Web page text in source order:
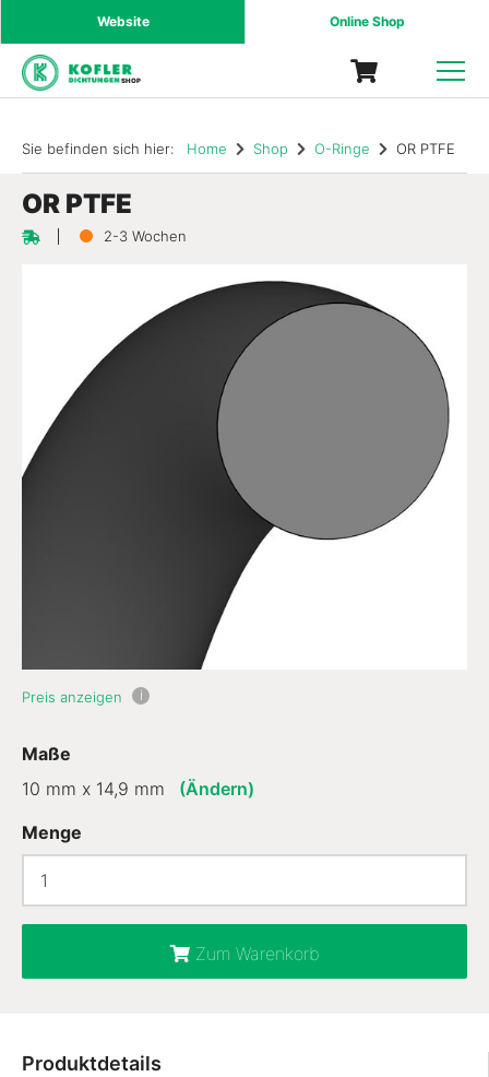
Website Online Shop
SHOP
Sie befinden sich hier: Home Shop O-Ringe OR PTFE
OR PTFE
2-3 Wochen
Preis anzeigen i
Maße
10 mm x 14,9 mm
(Ändern)
Menge
Zum Warenkorb
Produktdetails